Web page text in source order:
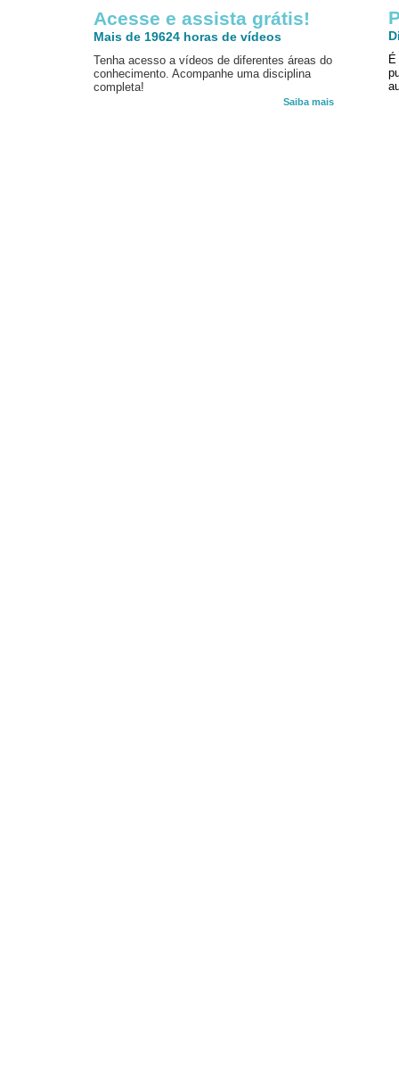
Acesse e assista grátis!
Mais de 19624 horas de vídeos
Tenha acesso a vídeos de diferentes áreas do
conhecimento. Acompanhe uma disciplina
completa!
Saiba mais